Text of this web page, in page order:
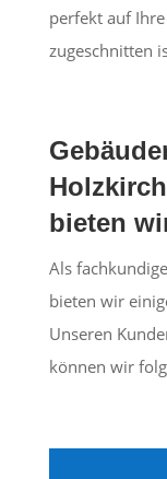
perfekt auf
zugeschnitten
bieten
Als
bieten wir
Unseren
können wir